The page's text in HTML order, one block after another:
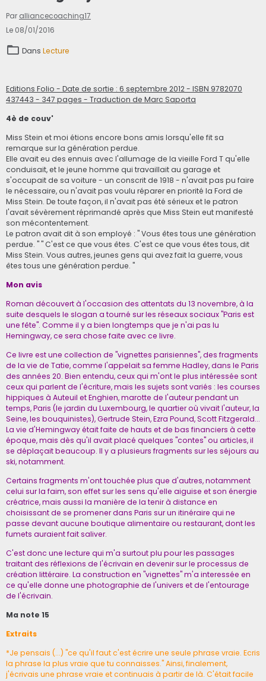
Par alliancecoaching17
Le 08/01/2016
Dans Lecture
Editions Folio - Date de sortie : 6 septembre 2012 - ISBN 9782070
437443 - 347 pages - Traduction de Marc Saporta
4è de couv'
Miss Stein et moi étions encore bons amis lorsqu'elle fit sa
remarque sur la génération perdue.
Elle avait eu des ennuis avec l'allumage de la vieille Ford T qu'elle
conduisait, et le jeune homme qui travaillait au garage et
s'occupait de sa voiture - un conscrit de 1918 - n'avait pas pu faire
le nécessaire, ou n'avait pas voulu réparer en priorité la Ford de
Miss Stein. De toute façon, il n'avait pas été sérieux et le patron
l'avait sévèrement réprimandé après que Miss Stein eut manifesté
son mécontentement.
Le patron avait dit à son employé : " Vous êtes tous une génération
perdue. " " C'est ce que vous êtes. C'est ce que vous êtes tous, dit
Miss Stein. Vous autres, jeunes gens qui avez fait la guerre, vous
êtes tous une génération perdue. "
Mon avis
Roman découvert à l'occasion des attentats du 13 novembre, à la
suite desquels le slogan a tourné sur les réseaux sociaux "Paris est
une fête". Comme il y a bien longtemps que je n'ai pas lu
Hemingway, ce sera chose faite avec ce livre.
Ce livre est une collection de "vignettes parisiennes", des fragments
de la vie de Tatie, comme l'appelait sa femme Hadley, dans le Paris
des années 20. Bien entendu, ceux qui m'ont le plus intéressée sont
ceux qui parlent de l'écriture, mais les sujets sont variés : les courses
hippiques à Auteuil et Enghien, marotte de l'auteur pendant un
temps, Paris (le jardin du Luxembourg, le quartier où vivait l'auteur, la
Seine, les bouquinistes), Gertrude Stein, Ezra Pound, Scott Fitzgerald...
La vie d'Hemingway était faite de hauts et de bas financiers à cette
époque, mais dès qu'il avait placé quelques "contes" ou articles, il
se déplaçait beaucoup. Il y a plusieurs fragments sur les séjours au
ski, notamment.
Certains fragments m'ont touchée plus que d'autres, notamment
celui sur la faim, son effet sur les sens qu'elle aiguise et son énergie
créatrice, mais aussi la manière de la tenir à distance en
choisissant de se promener dans Paris sur un itinéraire qui ne
passe devant aucune boutique alimentaire ou restaurant, dont les
fumets auraient fait saliver.
C'est donc une lecture qui m'a surtout plu pour les passages
traitant des réflexions de l'écrivain en devenir sur le processus de
création littéraire. La construction en "vignettes" m'a interessée en
ce qu'elle donne une photographie de l'univers et de l'entourage
de l'écrivain.
Ma note 15
Extraits
*Je pensais (...) "ce qu'il faut c'est écrire une seule phrase vraie. Ecris
la phrase la plus vraie que tu connaisses." Ainsi, finalement,
j'écrivais une phrase vraie et continuais à partir de là. C'était facile